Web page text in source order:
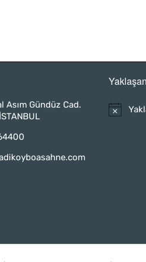
Asım Gündüz Cad.